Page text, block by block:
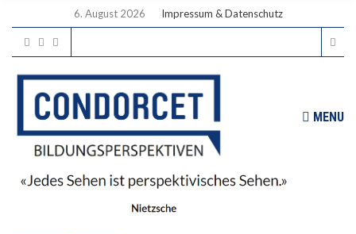
6. August 2026 Impressum & Datenschutz
MENU